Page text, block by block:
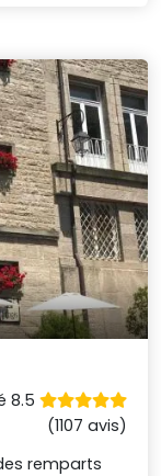
8.5
(1107 avis)
remparts